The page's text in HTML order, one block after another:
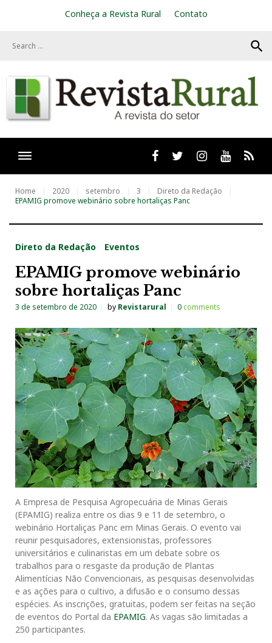
Conheça a Revista Rural Contato
search
Facebooktwitter Instagram
Youtube
Home 2020 setembro 3
Direto da Redação
EPAMIG promove webinário sobre hortaliças Panc
Direto da Redação Eventos
EPAMIG promove webinário
sobre hortaliças Panc
3 de setembro de 2020 by Revistarural 0comments
A Empresa de Pesquisa Agropecuária de Minas Gerais
(EPAMIG) realiza entre os dias 9 e 11 de setembro, o
webinário Hortaliças Panc em Minas Gerais. O evento vai
reunir pesquisadores, extensionistas, professores
universitários e culinaristas em um debate sobre os
trabalhos para o resgaste da produção de Plantas
Alimentícias Não Convencionais, as pesquisas desenvolvidas
e as ações para o cultivo, a difusão e o consumo dessas
espécies. As inscrições, gratuitas, podem ser feitas na seção
de eventos do Portal da EPAMIG. As vagas são limitadas a
250 participantes.